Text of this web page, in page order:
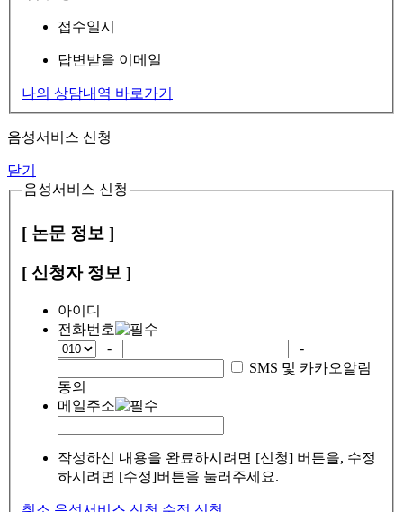
접수일시
답변받을 이메일
나의 상담내역 바로가기
음성서비스 신청
닫기
음성서비스 신청
[ 논문 정보 ]
[ 신청자 정보 ]
아이디
전화번호
-
-
SMS 및 카카오알림
동의
메일주소
작성하신 내용을 완료하시려면 [신청] 버튼을, 수정
하시려면 [수정]버튼을 눌러주세요.